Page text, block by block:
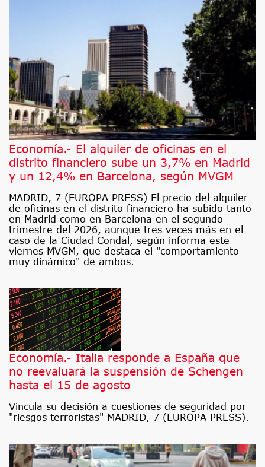
Economía.- El alquiler de oficinas en el
distrito financiero sube un 3,7% en Madrid
y un 12,4% en Barcelona, según MVGM
MADRID, 7 (EUROPA PRESS) El precio del alquiler
de oficinas en el distrito financiero ha subido tanto
en Madrid como en Barcelona en el segundo
trimestre del 2026, aunque tres veces más en el
caso de la Ciudad Condal, según informa este
viernes MVGM, que destaca el "comportamiento
muy dinámico" de ambos.
Economía.- Italia responde a España que
no reevaluará la suspensión de Schengen
hasta el 15 de agosto
Vincula su decisión a cuestiones de seguridad por
"riesgos terroristas" MADRID, 7 (EUROPA PRESS).